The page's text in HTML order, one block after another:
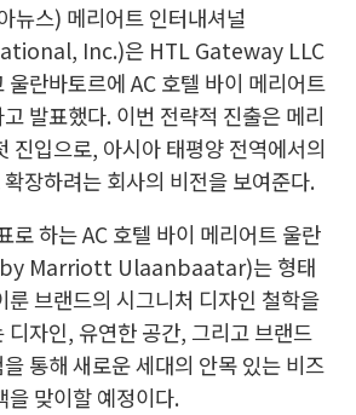
뉴스) 메리어트 인터내셔널
Inc.)은 HTL Gateway LLC
울란바토르에 AC 호텔 바이 메리어트
발표했다. 이번 전략적 진출은 메리
진입으로, 아시아 태평양 전역에서의
장하려는 회사의 비전을 보여준다.
로 하는 AC 호텔 바이 메리어트 울란
Marriott Ulaanbaatar)는 형태
룬 브랜드의 시그니처 디자인 철학을
디자인, 유연한 공간, 그리고 브랜드
통해 새로운 세대의 안목 있는 비즈
을 맞이할 예정이다.